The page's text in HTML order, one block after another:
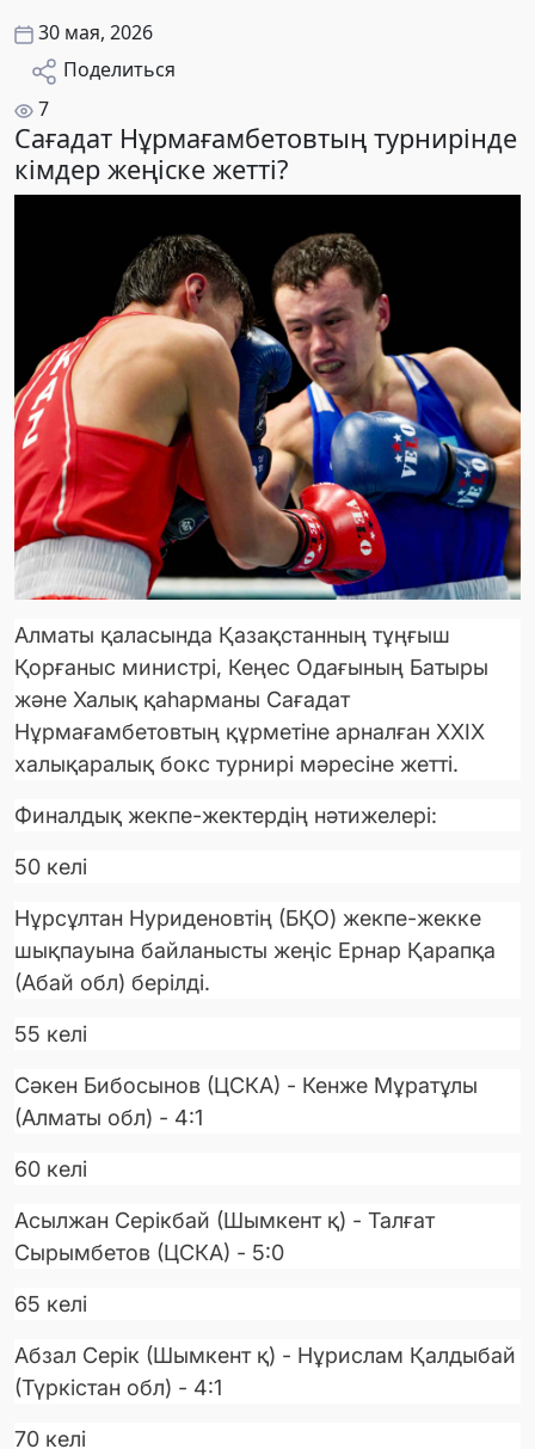
30 мая, 2026
Поделиться
7
Сағадат Нұрмағамбетовтың турнирінде
кімдер жеңіске жетті?
Алматы қаласында Қазақстанның тұңғыш
Қорғаныс министрі, Кеңес Одағының Батыры
және Халық қаһарманы Сағадат
Нұрмағамбетовтың құрметіне арналған XXIX
халықаралық бокс турнирі мәресіне жетті.
Финалдық жекпе-жектердің нәтижелері:
50 келі
Нұрсұлтан Нуриденовтің (БҚО) жекпе-жекке
шықпауына байланысты жеңіс Ернар Қарапқа
(Абай обл) берілді.
55 келі
Сәкен Бибосынов (ЦСКА) - Кенже Мұратұлы
(Алматы обл) - 4:1
60 келі
Асылжан Серікбай (Шымкент қ) - Талғат
Сырымбетов (ЦСКА) - 5:0
65 келі
Абзал Серік (Шымкент қ) - Нұрислам Қалдыбай
(Түркістан обл) - 4:1
70 келі